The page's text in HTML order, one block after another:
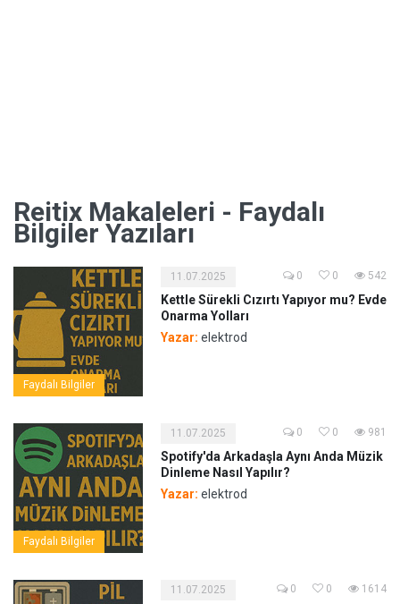
Reitix Makaleleri - Faydalı
Bilgiler Yazıları
Faydalı Bilgiler
11.07.2025 0 0 542
Kettle Sürekli Cızırtı Yapıyor mu? Evde
Onarma Yolları
Yazar: elektrod
Faydalı Bilgiler
11.07.2025 0 0 981
Spotify'da Arkadaşla Aynı Anda Müzik
Dinleme Nasıl Yapılır?
Yazar: elektrod
11.07.2025 0 0 1614